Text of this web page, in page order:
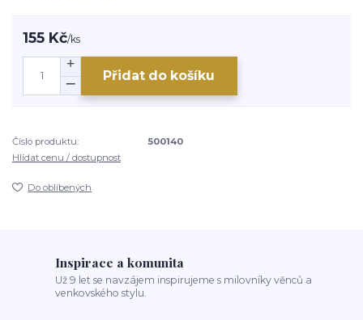
155 Kč/ks
Přidat do košíku
Číslo produktu:
500140
Hlídat cenu / dostupnost
Do oblíbených
Inspirace a komunita
Už 9 let se navzájem inspirujeme s milovníky věnců a
venkovského stylu.